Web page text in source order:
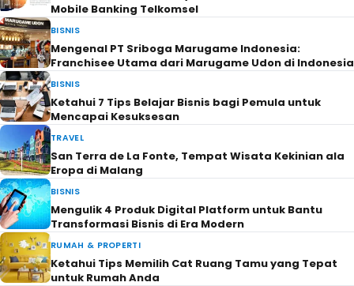
Mobile Banking Telkomsel
BISNIS
Mengenal PT Sriboga Marugame Indonesia:
Franchisee Utama dari Marugame Udon di Indonesia
BISNIS
Ketahui 7 Tips Belajar Bisnis bagi Pemula untuk
Mencapai Kesuksesan
TRAVEL
San Terra de La Fonte, Tempat Wisata Kekinian ala
Eropa di Malang
BISNIS
Mengulik 4 Produk Digital Platform untuk Bantu
Transformasi Bisnis di Era Modern
RUMAH & PROPERTI
Ketahui Tips Memilih Cat Ruang Tamu yang Tepat
untuk Rumah Anda